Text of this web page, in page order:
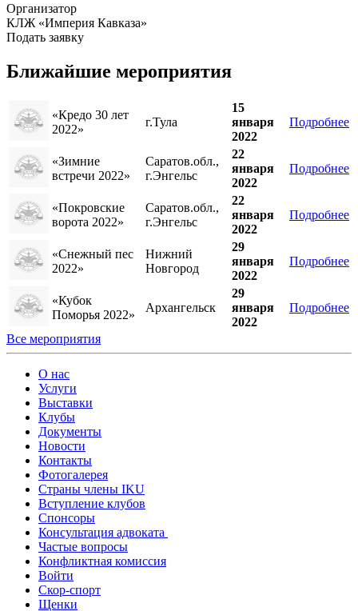
Организатор
КЛЖ «Империя Кавказа»
Подать заявку
Ближайшие мероприятия
«Кредо 30 лет
2022»
г.Тула
15
января
2022
Подробнее
«Зимние
встречи 2022»
Саратов.обл.,
г.Энгельс
22
января
2022
Подробнее
«Покровские
ворота 2022»
Саратов.обл.,
г.Энгельс
22
января
2022
Подробнее
«Снежный пес
2022»
Нижний
Новгород
29
января
2022
Подробнее
«Кубок
Поморья 2022»
Архангельск
29
января
2022
Подробнее
Все мероприятия
О нас
Услуги
Выставки
Клубы
Документы
Новости
Контакты
Фотогалерея
Страны члены IKU
Вступление клубов​
Спонсоры
Консультация адвоката ​
Частые вопросы
Конфликтная комиссия
Войти
Скор-спорт
Щенки